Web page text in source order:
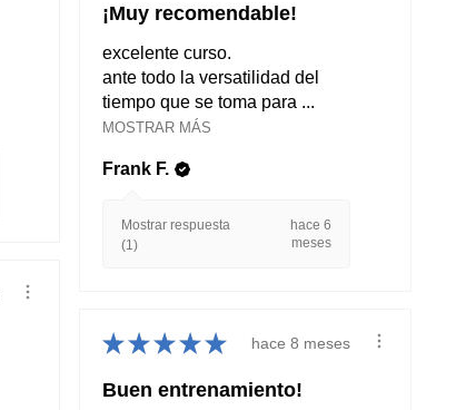
¡Muy recomendable!
excelente curso.
ante todo la versatilidad del
tiempo que se toma para ...
MOSTRAR MÁS
Frank F.
Mostrar respuesta
(1)
hace 6
meses
★ ★ ★ ★ ★ hace 8 meses
Buen entrenamiento!